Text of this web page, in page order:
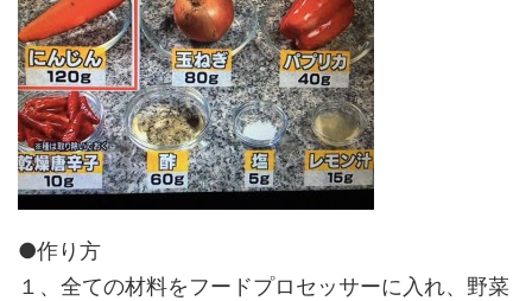
●作り方
１、全ての材料をフードプロセッサーに入れ、野菜